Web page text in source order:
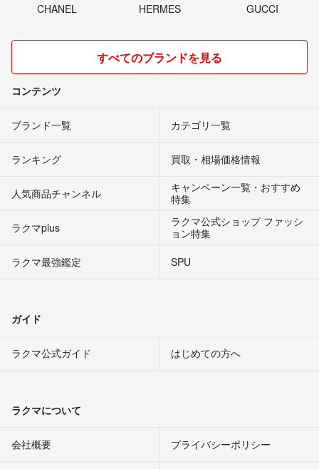
CHANEL HERMES GUCCI
すべてのブランドを見る
コンテンツ
ブランド一覧 カテゴリ一覧
ランキング 買取・相場価格情報
人気商品チャンネル
キャンペーン一覧・おすすめ
特集
ラクマplus
ラクマ公式ショップ ファッシ
ョン特集
ラクマ最強鑑定
SPU
ガイド
ラクマ公式ガイド はじめての方へ
ラクマについて
会社概要 プライバシーポリシー